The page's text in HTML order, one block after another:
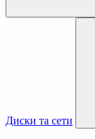
Диски та сети